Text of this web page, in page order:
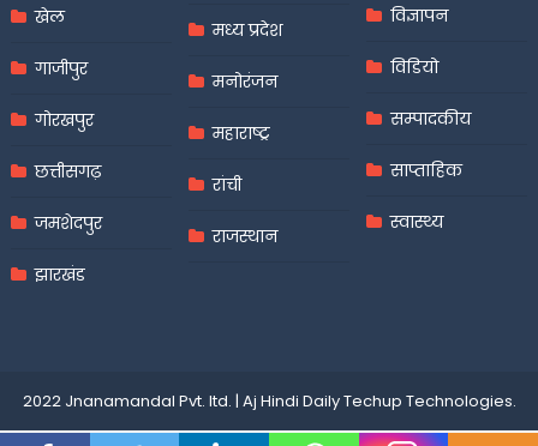
खेल
गाजीपुर
गोरखपुर
छत्तीसगढ़
जमशेदपुर
झारखंड
मध्य प्रदेश
मनोरंजन
महाराष्ट्र
रांची
राजस्थान
विज्ञापन
विडियो
सम्पादकीय
साप्ताहिक
स्वास्थ्य
2022 Jnanamandal Pvt. ltd. | Aj Hindi DailyTechup Technologies.